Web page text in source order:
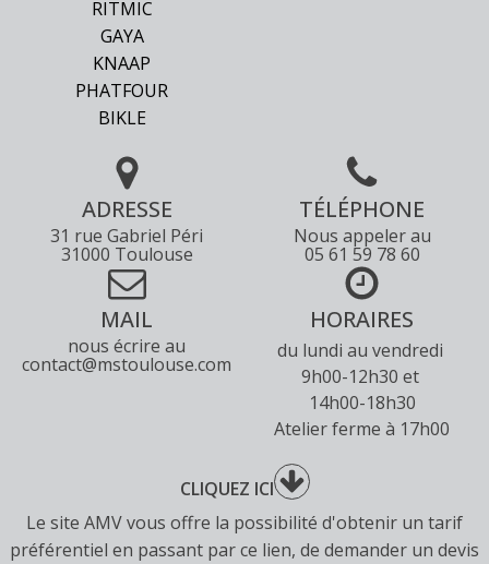
RITMIC
GAYA
KNAAP
PHATFOUR
BIKLE
ADRESSE
31 rue Gabriel Péri
31000 Toulouse
TÉLÉPHONE
Nous appeler au
05 61 59 78 60
MAIL
nous écrire au
contact@mstoulouse.com
HORAIRES
du lundi au vendredi
9h00-12h30 et
14h00-18h30
Atelier ferme à 17h00
CLIQUEZ ICI
Le site AMV vous offre la possibilité d'obtenir un tarif
préférentiel en passant par ce lien, de demander un devis